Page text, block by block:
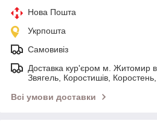
Нова Пошта
Укрпошта
Самовивіз
Доставка кур'єром м. Житомир
Звягель, Коростишів,
Всі умови доставки